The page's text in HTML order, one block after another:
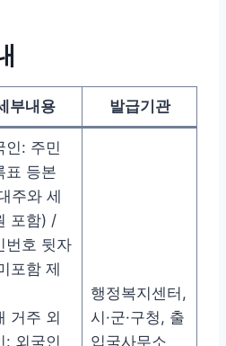
부내용 발급기관
인: 주민
표 등본
주와 세
포함) /
번호 뒷자
포함 제
거주 외
: 외국인
행정복지센터,
시·군·구청, 출
입국사무소